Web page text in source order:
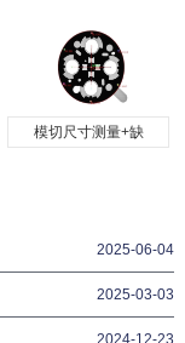
模切尺寸测量+缺
2025-06-04
2025-03-03
2024-12-23